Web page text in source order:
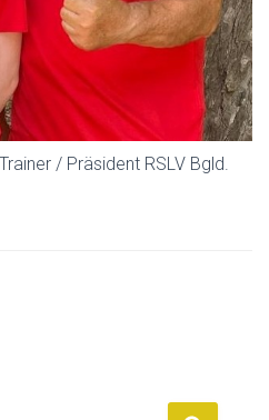
/ Präsident RSLV Bgld.